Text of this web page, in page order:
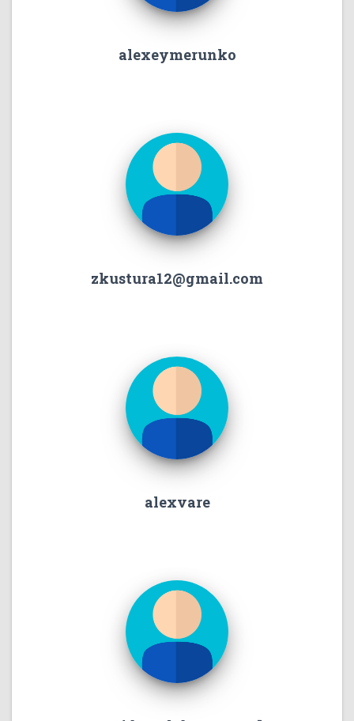
alexeymerunko
zkustura12@gmail.com
alexvare